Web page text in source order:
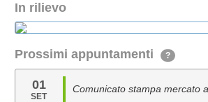
In rilievo
Prossimi appuntamenti ?
01
SET
Comunicato stampa mercato